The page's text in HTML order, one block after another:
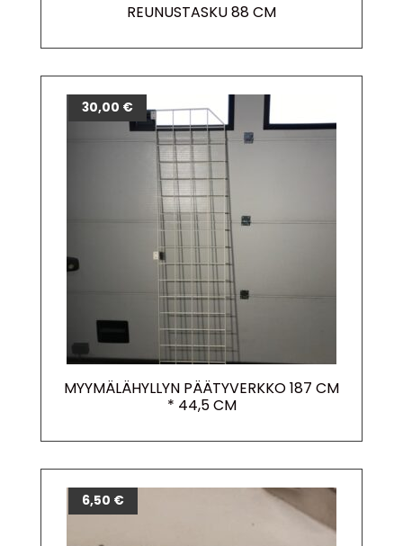
REUNUSTASKU 88 CM
MYYMÄLÄHYLLYN PÄÄTYVERKKO 187 CM
* 44,5 CM
30,00 €
6,50 €